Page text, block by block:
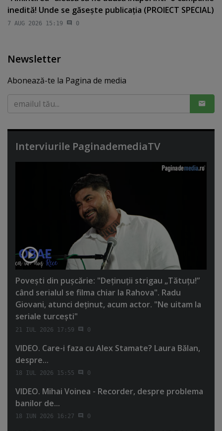
inedită! Unde se găseşte publicaţia (PROIECT SPECIAL)
7 AUG 2026 15:19 0
Newsletter
Abonează-te la Pagina de media
Interviurile PaginademediaTV
Poveşti din puşcărie: "Deţinuţii strigau „Tătuţu!”
când serialul se filma chiar la Rahova". Radu
Giovani, atunci deţinut, acum actor. "Ne uitam la
seriale turceşti"
21 IUL 2026 17:59 0
VIDEO. Care-i faza cu Alex Stamate? Laura Bălan,
despre...
18 IUL 2026 15:55 0
VIDEO. Mihai Voinea - Recorder, despre problema
banilor de...
18 IUN 2026 16:27 0